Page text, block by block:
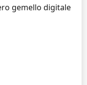
gemello digitale